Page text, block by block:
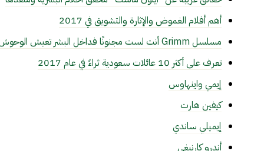
أهم أفلام الغموض والإثارة والتشويق في 2017
مسلسل Grimm أنت لست مجنونًا فداخل البشر تعيش الوحوش
تعرف على أكثر 10 عائلات سعودية ثراءً في عام 2017
إيمي واينهاوس
كيفين هارت
إيميلي ساندي
أندرو كارنيغي